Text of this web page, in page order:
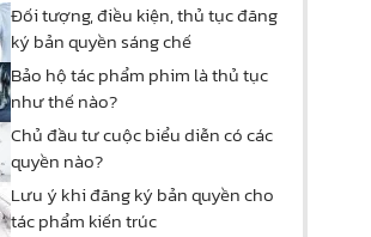
Đối tượng, điều kiện, thủ tục đăng
ký bản quyền sáng chế
Bảo hộ tác phẩm phim là thủ tục
như thế nào?
Chủ đầu tư cuộc biểu diễn có các
quyền nào?
Lưu ý khi đăng ký bản quyền cho
tác phẩm kiến trúc